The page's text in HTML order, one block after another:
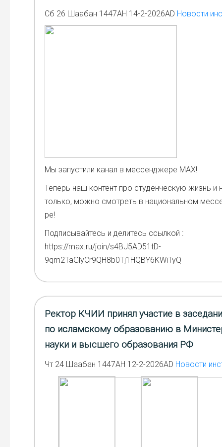
Сб 26 Шаабан 1447AH 14-2-2026AD Новости
Мы запу­сти­ли канал в мес­сен­дже­ре MAX!
Теперь наш кон­тент про сту­ден­че­скую жизнь и
толь­ко, мож­но смот­реть в наци­о­наль­ном
ре!
Под­пи­сы­вай­тесь и дели­тесь ссыл­кой :
https://max.ru/join/s4BJ5AD51tD-
9qm2TaGlyCr9QH8b0Tj1HQBY6KWiTyQ
Ректор КЧИИ принял участие в
по исламскому образованию в
науки и высшего образования РФ
Чт 24 Шаабан 1447AH 12-2-2026AD Новости